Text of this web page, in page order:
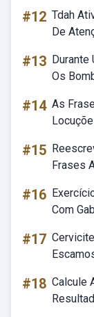
#12 Tdah
De
#13 Durante
Os
#14 As
#15
Frases
#16
Com
#17
#18 Calcule